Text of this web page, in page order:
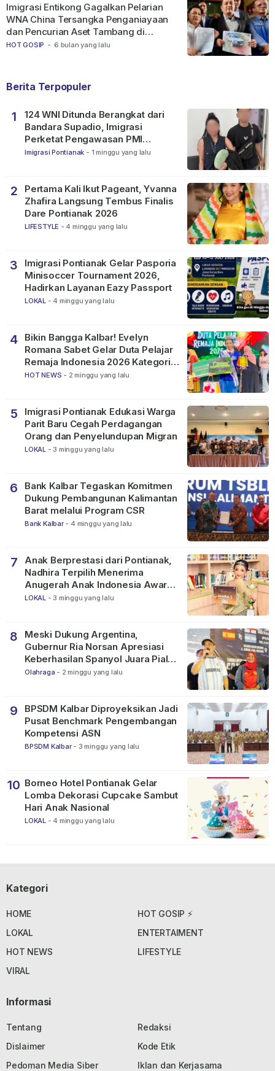
HOT GOSIP - 6 bulan yang lalu
Imigrasi Entikong Gagalkan Pelarian
WNA China Tersangka Penganiayaan
dan Pencurian Aset Tambang di
Ketapang
Berita Terpopuler
1
124 WNI Ditunda Berangkat dari
Bandara Supadio, Imigrasi
Perketat Pengawasan PMI
Nonprosedural
Imigrasi Pontianak - 1 minggu yang lalu
2
Pertama Kali Ikut Pageant, Yvanna
Zhafira Langsung Tembus Finalis
Dare Pontianak 2026
LIFESTYLE - 4 minggu yang lalu
3
Imigrasi Pontianak Gelar Pasporia
Minisoccer Tournament 2026,
Hadirkan Layanan Eazy Passport
LOKAL - 4 minggu yang lalu
4
Bikin Bangga Kalbar! Evelyn
Romana Sabet Gelar Duta Pelajar
Remaja Indonesia 2026 Kategori
SMP
HOT NEWS - 2 minggu yang lalu
5
Imigrasi Pontianak Edukasi Warga
Parit Baru Cegah Perdagangan
Orang dan Penyelundupan Migran
LOKAL - 3 minggu yang lalu
6
Bank Kalbar Tegaskan Komitmen
Dukung Pembangunan Kalimantan
Barat melalui Program CSR
Bank Kalbar - 4 minggu yang lalu
7
Anak Berprestasi dari Pontianak,
Nadhira Terpilih Menerima
Anugerah Anak Indonesia Awards
2026
LOKAL - 3 minggu yang lalu
8
Meski Dukung Argentina,
Gubernur Ria Norsan Apresiasi
Keberhasilan Spanyol Juara Piala
Dunia FIFA 2026
Olahraga - 2 minggu yang lalu
9
BPSDM Kalbar Diproyeksikan Jadi
Pusat Benchmark Pengembangan
Kompetensi ASN
BPSDM Kalbar - 3 minggu yang lalu
10 Borneo Hotel Pontianak Gelar
Lomba Dekorasi Cupcake Sambut
Hari Anak Nasional
LOKAL - 4 minggu yang lalu
Kategori
HOME
HOT GOSIP ⚡
LOKAL
ENTERTAIMENT
HOT NEWS
LIFESTYLE
VIRAL
Informasi
Tentang
Redaksi
Dislaimer
Kode Etik
Pedoman Media Siber
Iklan dan Kerjasama